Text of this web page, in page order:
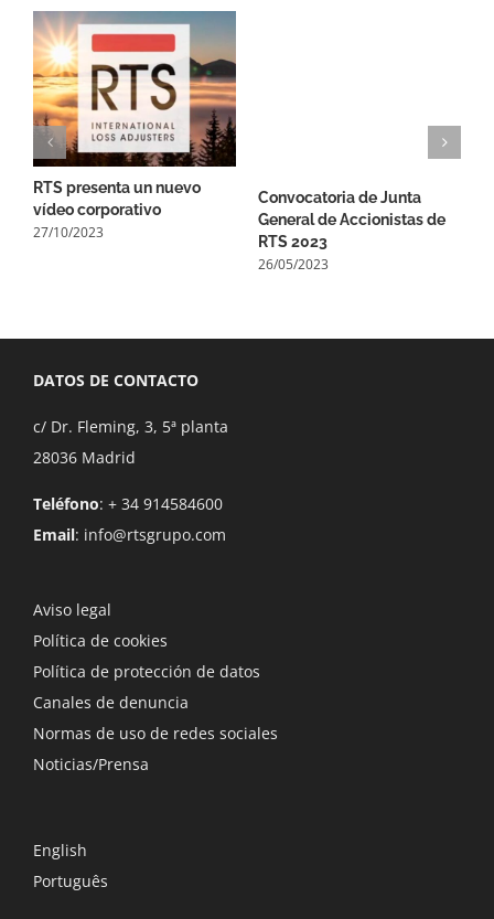
RTS presenta un nuevo
vídeo corporativo
27/10/2023
Convocatoria de Junta
General de Accionistas de
RTS 2023
26/05/2023
DATOS DE CONTACTO
c/ Dr. Fleming, 3, 5ª planta
28036 Madrid
Teléfono: + 34 914584600
Email: info@rtsgrupo.com
Aviso legal
Política de cookies
Política de protección de datos
Canales de denuncia
Normas de uso de redes sociales
Noticias/Prensa
English
Português